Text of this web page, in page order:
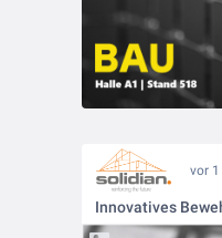
vor